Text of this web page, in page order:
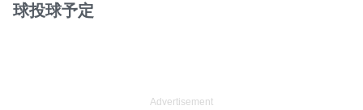
球投球予定
Advertisement